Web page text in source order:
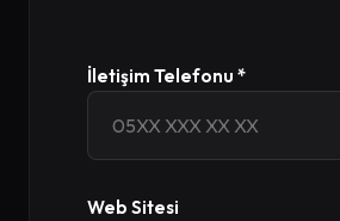
İletişim Telefonu *
Web Sitesi